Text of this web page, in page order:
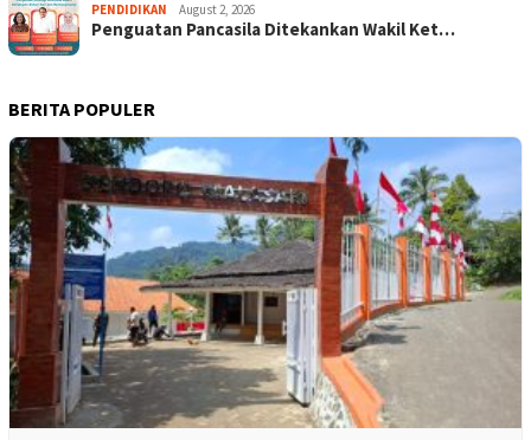
PENDIDIKAN August 2, 2026
Penguatan Pancasila Ditekankan Wakil Ket…
BERITA POPULER